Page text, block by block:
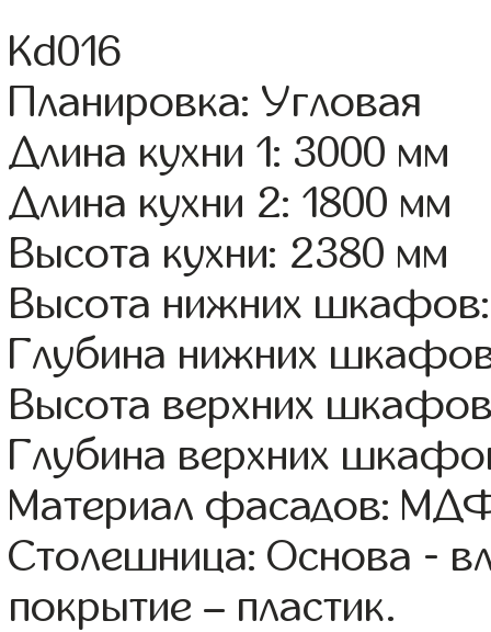
Kd016
Планировка: Угловая
Длина кухни 1: 3000 мм
Длина кухни 2: 1800 мм
Высота кухни: 2380 мм
Высота нижних
Глубина нижних
Высота верхних
Глубина верхних
Материал фасадов:
Столешница: Основа -
покрытие – пластик.